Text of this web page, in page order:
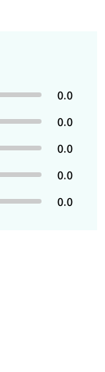
0.0
0.0
0.0
0.0
0.0